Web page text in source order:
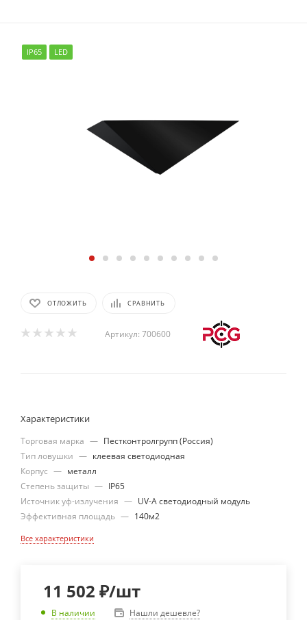
IP65 LED
ОТЛОЖИТЬ СРАВНИТЬ
Артикул: 700600
Характеристики
Торговая марка — Пестконтролгрупп (Россия)
Тип ловушки — клеевая светодиодная
Корпус — металл
Степень защиты — IP65
Источник уф-излучения — UV-A светодиодный модуль
Эффективная площадь — 140м2
Все характеристики
11 502 ₽/шт
В наличии Нашли дешевле?